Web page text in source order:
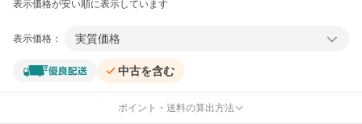
表示価格が安い順に表示しています
表示価格： 実質価格
中古を含む
ポイント・送料の算出方法